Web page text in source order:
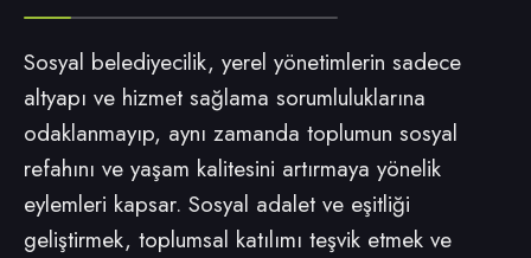
Sosyal belediyecilik, yerel yönetimlerin sadece
altyapı ve hizmet sağlama sorumluluklarına
odaklanmayıp, aynı zamanda toplumun sosyal
refahını ve yaşam kalitesini artırmaya yönelik
eylemleri kapsar. Sosyal adalet ve eşitliği
geliştirmek, toplumsal katılımı teşvik etmek ve